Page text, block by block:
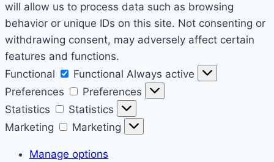
will allow us to process data such as browsing
behavior or unique IDs on this site. Not consenting or
withdrawing consent, may adversely affect certain
features and functions.
Functional
Functional Always active
Preferences
Preferences
Statistics
Statistics
Marketing
Marketing
Manage options